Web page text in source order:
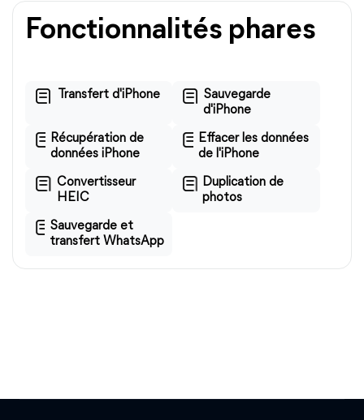
Fonctionnalités phares
Transfert d'iPhone
Sauvegarde
d'iPhone
Récupération de
données iPhone
Effacer les données
de l'iPhone
Convertisseur
HEIC
Duplication de
photos
Sauvegarde et
transfert WhatsApp